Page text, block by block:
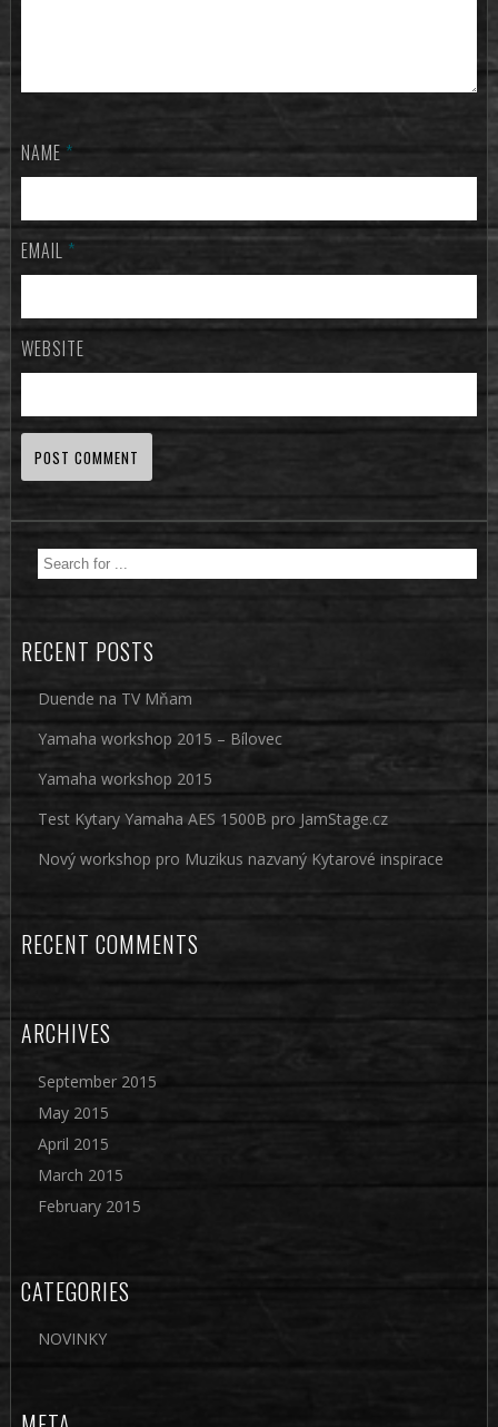
NAME *
EMAIL *
WEBSITE
RECENT POSTS
Duende na TV Mňam
Yamaha workshop 2015 – Bílovec
Yamaha workshop 2015
Test Kytary Yamaha AES 1500B pro JamStage.cz
Nový workshop pro Muzikus nazvaný Kytarové inspirace
RECENT COMMENTS
ARCHIVES
September 2015
May 2015
April 2015
March 2015
February 2015
CATEGORIES
NOVINKY